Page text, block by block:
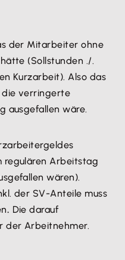
der Mitarbeiter ohne
(Sollstunden ./.
Kurzarbeit). Also das
verringerte
ausgefallen wäre.
regulären Arbeitstag
wären).
der SV-Anteile muss
. Die darauf
der Arbeitnehmer.